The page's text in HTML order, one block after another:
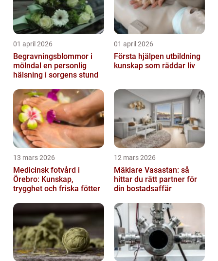
01 april 2026
Begravningsblommor i
mölndal en personlig
hälsning i sorgens stund
01 april 2026
Första hjälpen utbildning
kunskap som räddar liv
13 mars 2026
Medicinsk fotvård i
Örebro: Kunskap,
trygghet och friska fötter
12 mars 2026
Mäklare Vasastan: så
hittar du rätt partner för
din bostadsaffär